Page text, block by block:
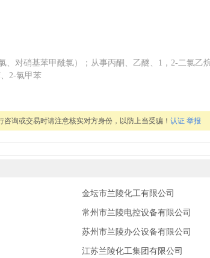
对硝基苯甲酰氯）；从事丙酮、乙醚、1，2-二氯乙
2-氯甲苯
询或交易时请注意核实对方身份，以防上当受骗！ 认证 举报
金坛市兰陵化工有限公司
常州市兰陵电控设备有限公司
苏州市兰陵办公设备有限公司
江苏兰陵化工集团有限公司